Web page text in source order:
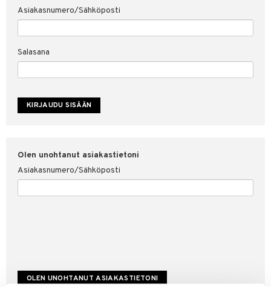
Koti & Sisustus
Lelut, Lapsi & Vauva
Tuotemerkkejä
Asiakasnumero/Sähköposti
Salasana
Olen unohtanut asiakastietoni
Asiakasnumero/Sähköposti
& vastauksia
myyntiehdot
suojaus